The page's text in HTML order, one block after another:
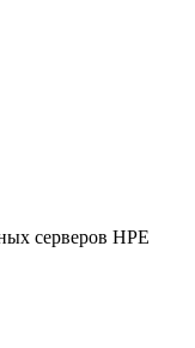
серверов HPE